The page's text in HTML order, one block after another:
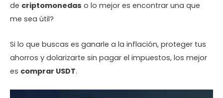
de criptomonedas o lo mejor es encontrar una que
me sea útil?
Si lo que buscas es ganarle a la inflación, proteger tus
ahorros y dolarizarte sin pagar el impuestos, los mejor
es comprar USDT.